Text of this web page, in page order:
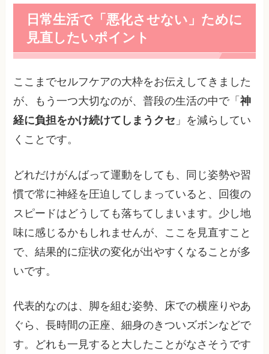
日常生活で「悪化させない」ために
見直したいポイント
ここまでセルフケアの大枠をお伝えしてきました
が、もう一つ大切なのが、普段の生活の中で「神
経に負担をかけ続けてしまうクセ 」を減らしてい
くことです。
どれだけがんばって運動をしても、同じ姿勢や習
慣で常に神経を圧迫してしまっていると、回復の
スピードはどうしても落ちてしまいます。少し地
味に感じるかもしれませんが、ここを見直すこと
で、結果的に症状の変化が出やすくなることが多
いです。
代表的なのは、脚を組む姿勢、床での横座りやあ
ぐら、長時間の正座、細身のきついズボンなどで
す。どれも一見すると大したことがなさそうです